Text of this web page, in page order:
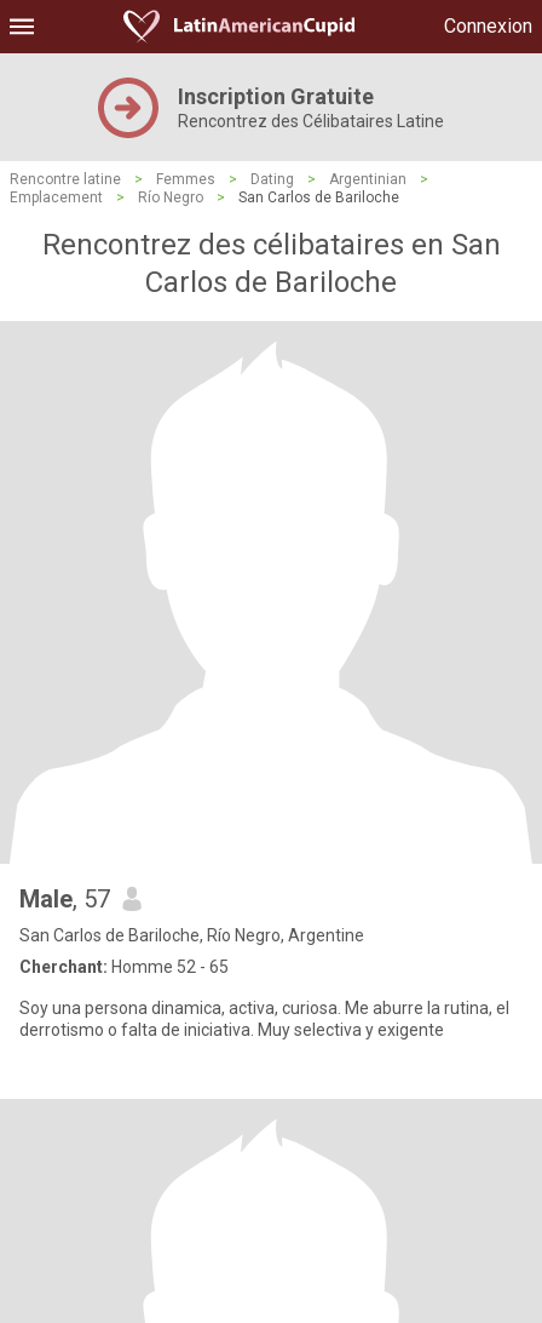
Connexion
Inscription Gratuite
Rencontrez des Célibataires Latine
Rencontre latine > Femmes > Dating > Argentinian
>
Emplacement
> Río Negro > San Carlos de Bariloche
Rencontrez des célibataires en San
Carlos de Bariloche
Male, 57
San Carlos de Bariloche, Río Negro, Argentine
Cherchant: Homme 52 - 65
Soy una persona dinamica, activa, curiosa. Me aburre la rutina, el
derrotismo o falta de iniciativa. Muy selectiva y exigente